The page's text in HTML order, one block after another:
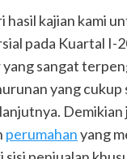
hasil kajian kami
pada Kuartal I-
sangat
yang cukup
perumahanyang